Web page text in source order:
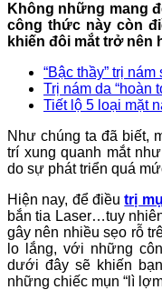
Không những mang
công thức này còn
khiến đôi mắt trở nên
“Bậc thầy” trị
Trị nám da “hoàn
Tiết lộ 5 loại mặt
Như chúng ta đã biết,
trí xung quanh mắt
do sự phát triển quá
Hiện nay, để điềutrị
bắn tia Laser…tuy
gây nên nhiều sẹo rỗ
lo lắng, với những
dưới đây sẽ khiến
những chiếc mụn “lì